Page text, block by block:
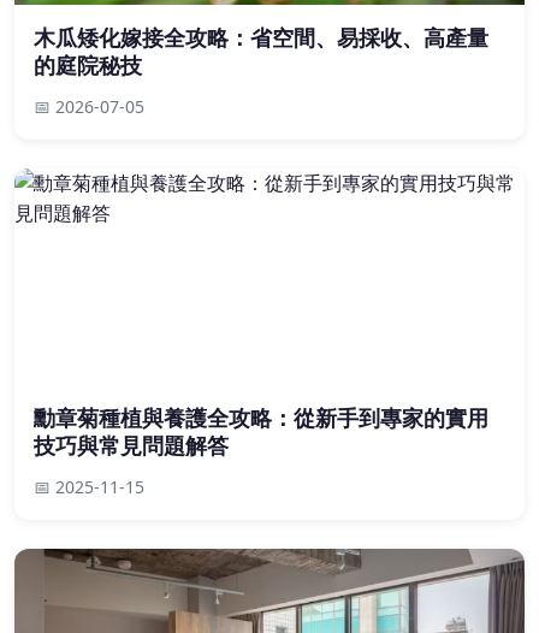
木瓜矮化嫁接全攻略：省空間、易採收、高產量
的庭院秘技
📅 2026-07-05
勳章菊種植與養護全攻略：從新手到專家的實用
技巧與常見問題解答
📅 2025-11-15